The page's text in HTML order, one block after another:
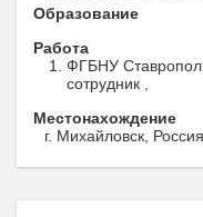
Образование
Работа
ФГБНУ
сотрудник ,
Местонахождение
г. Михайловск, Россия